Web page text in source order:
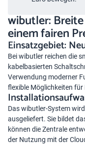
wibutler:
einem fairen
Einsatzgebiet:
Beiwibutler reichen die
kabelbasierten
Verwendung moderner
flexible Möglichkeiten
Das wibutler-System
ausgeliefert. Sie bildet
können die Zentrale
der Nutzung mit der